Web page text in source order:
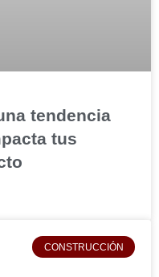
tendencia
tus
CONSTRUCCIÓN